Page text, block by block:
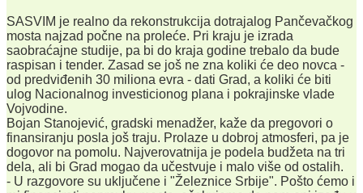
SASVIM je realno da rekonstrukcija dotrajalog Pančevačkog
mosta najzad počne na proleće. Pri kraju je izrada
saobraćajne studije, pa bi do kraja godine trebalo da bude
raspisan i tender. Zasad se još ne zna koliki će deo novca -
od predviđenih 30 miliona evra - dati Grad, a koliki će biti
ulog Nacionalnog investicionog plana i pokrajinske vlade
Vojvodine.
Bojan Stanojević, gradski menadžer, kaže da pregovori o
finansiranju posla još traju. Prolaze u dobroj atmosferi, pa je
dogovor na pomolu. Najverovatnija je podela budžeta na tri
dela, ali bi Grad mogao da učestvuje i malo više od ostalih.
- U razgovore su uključene i "Železnice Srbije". Pošto ćemo i